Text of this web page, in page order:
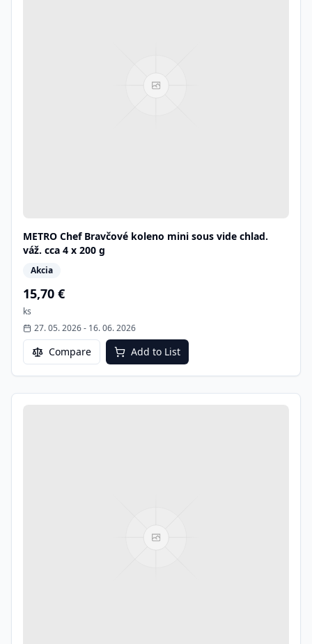
METRO Chef Bravčové koleno mini sous vide chlad.
váž. cca 4 x 200 g
Akcia
15,70 €
ks
27. 05. 2026- 16. 06. 2026
Compare Add to List